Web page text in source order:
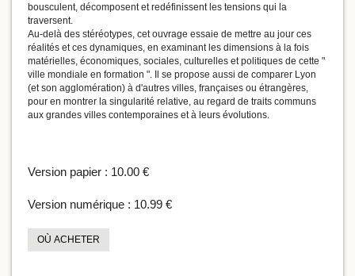
bousculent, décomposent et redéfinissent les tensions qui la
traversent.
Au-delà des stéréotypes, cet ouvrage essaie de mettre au jour ces
réalités et ces dynamiques, en examinant les dimensions à la fois
matérielles, économiques, sociales, culturelles et politiques de cette "
ville mondiale en formation ". Il se propose aussi de comparer Lyon
(et son agglomération) à d'autres villes, françaises ou étrangères,
pour en montrer la singularité relative, au regard de traits communs
aux grandes villes contemporaines et à leurs évolutions.
Version papier : 10.00 €
Version numérique : 10.99 €
OÙ ACHETER